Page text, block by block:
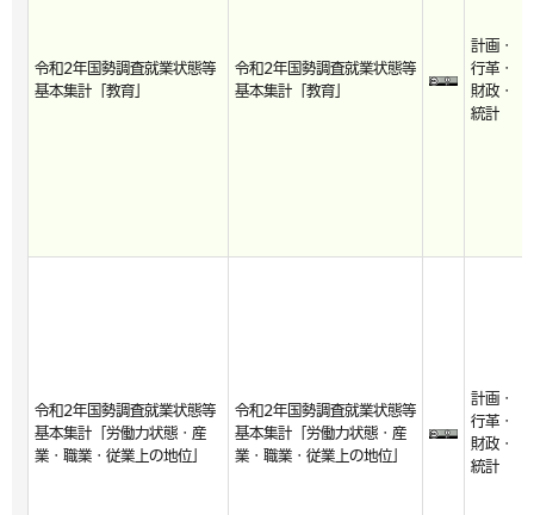
令和2年国勢調査就業状態等
基本集計「教育」
令和2年国勢調査就業状態等
基本集計「教育」
計画・
行革・
財政・
統計
令和2年国勢調査就業状態等
基本集計「労働力状態・産
業・職業・従業上の地位」
令和2年国勢調査就業状態等
基本集計「労働力状態・産
業・職業・従業上の地位」
計画・
行革・
財政・
統計